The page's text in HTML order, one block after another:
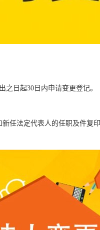
日起30日内申请变更登记。
任法定代表人的任职及件复